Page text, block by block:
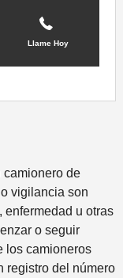
Llame Hoy
camionero de
vigilancia son
enfermedad u otras
o seguir
los camioneros
registro del número